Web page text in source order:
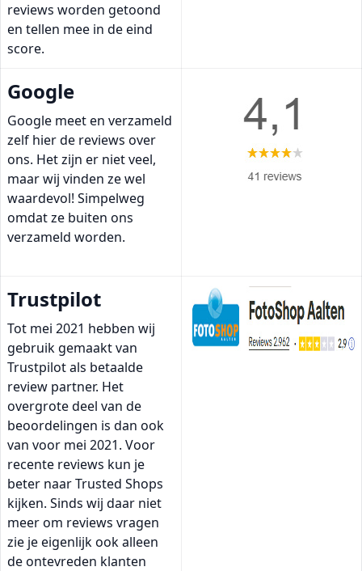
reviews worden getoond
en tellen mee in de eind
score.
Google
Google meet en verzameld
zelf hier de reviews over
ons. Het zijn er niet veel,
maar wij vinden ze wel
waardevol! Simpelweg
omdat ze buiten ons
verzameld worden.
Trustpilot
Tot mei 2021 hebben wij
gebruik gemaakt van
Trustpilot als betaalde
review partner. Het
overgrote deel van de
beoordelingen is dan ook
van voor mei 2021. Voor
recente reviews kun je
beter naar Trusted Shops
kijken. Sinds wij daar niet
meer om reviews vragen
zie je eigenlijk ook alleen
de ontevreden klanten